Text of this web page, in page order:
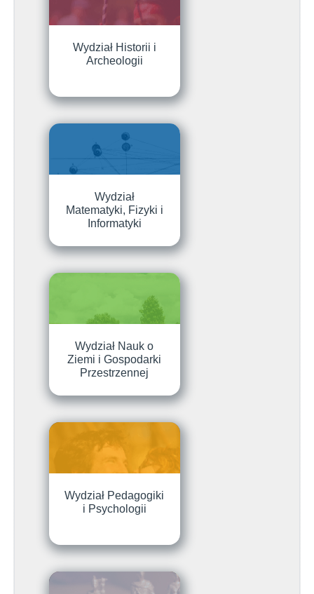
Wydział Historii i
Archeologii
Wydział
Matematyki, Fizyki i
Informatyki
Wydział Nauk o
Ziemi i Gospodarki
Przestrzennej
Wydział Pedagogiki
i Psychologii